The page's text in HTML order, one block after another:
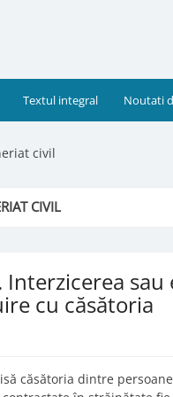
Textul integral Noutati
civil
CIVIL
Interzicerea
cu căsătoria
căsătoria dintre